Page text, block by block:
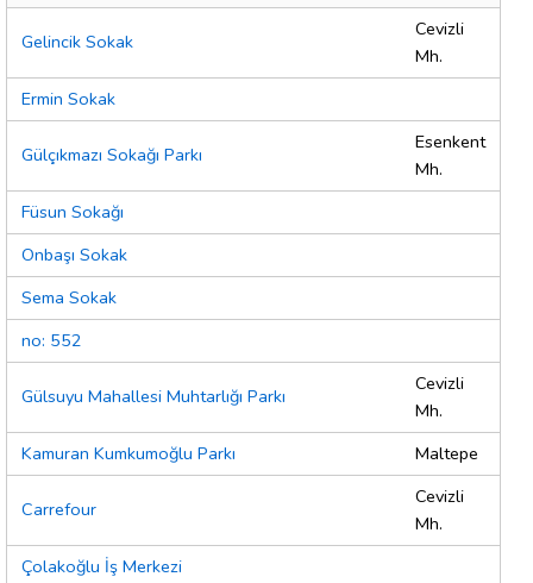
Gelincik Sokak
Cevizli
Mh.
Ermin Sokak
Gülçıkmazı Sokağı Parkı
Esenkent
Mh.
Füsun Sokağı
Onbaşı Sokak
Sema Sokak
no: 552
Gülsuyu Mahallesi Muhtarlığı Parkı
Cevizli
Mh.
Kamuran Kumkumoğlu Parkı
Maltepe
Carrefour
Cevizli
Mh.
Çolakoğlu İş Merkezi